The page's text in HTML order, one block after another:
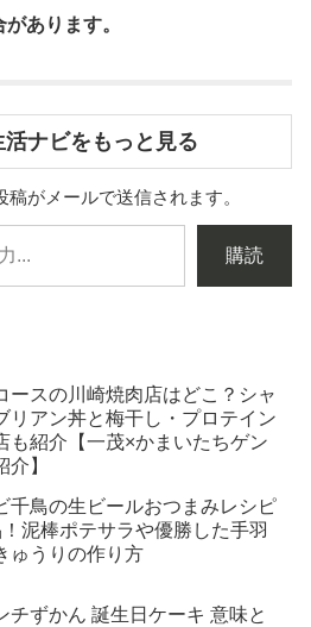
あります。
ナビをもっと見る
がメールで送信されます。
購読
ースの川崎焼肉店はどこ？シャ
リアン丼と梅干し・プロテイン
も紹介【一茂×かまいたちゲン
介】
千鳥の生ビールおつまみレシピ
泥棒ポテサラや優勝した手羽
ゅうりの作り方
チずかん 誕生日ケーキ 意味と